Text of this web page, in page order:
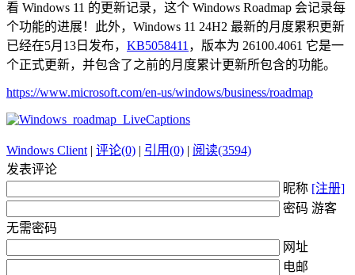
看 Windows 11 的更新记录，这个 Windows Roadmap 会记录每
个功能的进展！此外，Windows 11 24H2 最新的月度累积更新
已经在5月13日发布， KB5058411，版本为 26100.4061 它是一
个正式更新，并包含了之前的月度累计更新所包含的功能。
https://www.microsoft.com/en-us/windows/business/roadmap
Windows Client| 评论(0) | 引用(0) | 阅读(3594)
发表评论
昵称 [注册]
密码 游客
无需密码
网址
电邮